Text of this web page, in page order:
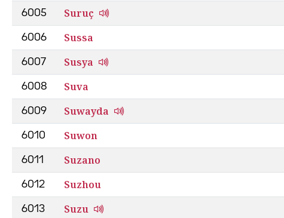
6005 Suruç
6006 Sussa
6007 Susya
6008 Suva
6009 Suwayda
6010 Suwon
6011 Suzano
6012 Suzhou
6013 Suzu